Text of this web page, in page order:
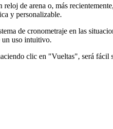
de arena o, más
y personalizable.
de cronometraje en las
un uso intuitivo.
clic en "Vueltas", será